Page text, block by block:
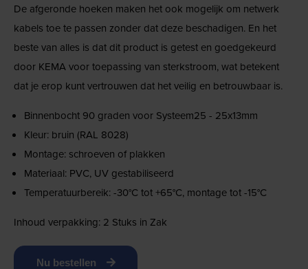
De afgeronde hoeken maken het ook mogelijk om netwerk
kabels toe te passen zonder dat deze beschadigen. En het
beste van alles is dat dit product is getest en goedgekeurd
door KEMA voor toepassing van sterkstroom, wat betekent
dat je erop kunt vertrouwen dat het veilig en betrouwbaar is.
Binnenbocht 90 graden voor Systeem25 - 25x13mm
Kleur: bruin (RAL 8028)
Montage: schroeven of plakken
Materiaal: PVC, UV gestabiliseerd
Temperatuurbereik: -30°C tot +65°C, montage tot -15°C
Inhoud verpakking: 2 Stuks in Zak
Nu bestellen